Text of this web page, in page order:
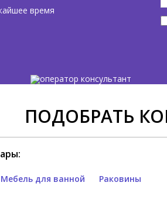
время
ПОДОБРАТЬ
Мебель для ванной Раковины